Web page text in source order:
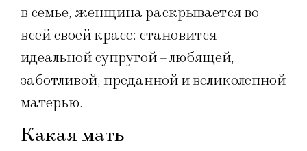
в семье, женщина раскрывается во
всей своей красе: становится
идеальной супругой – любящей,
заботливой, преданной и великолепной
матерью.
Какая мать